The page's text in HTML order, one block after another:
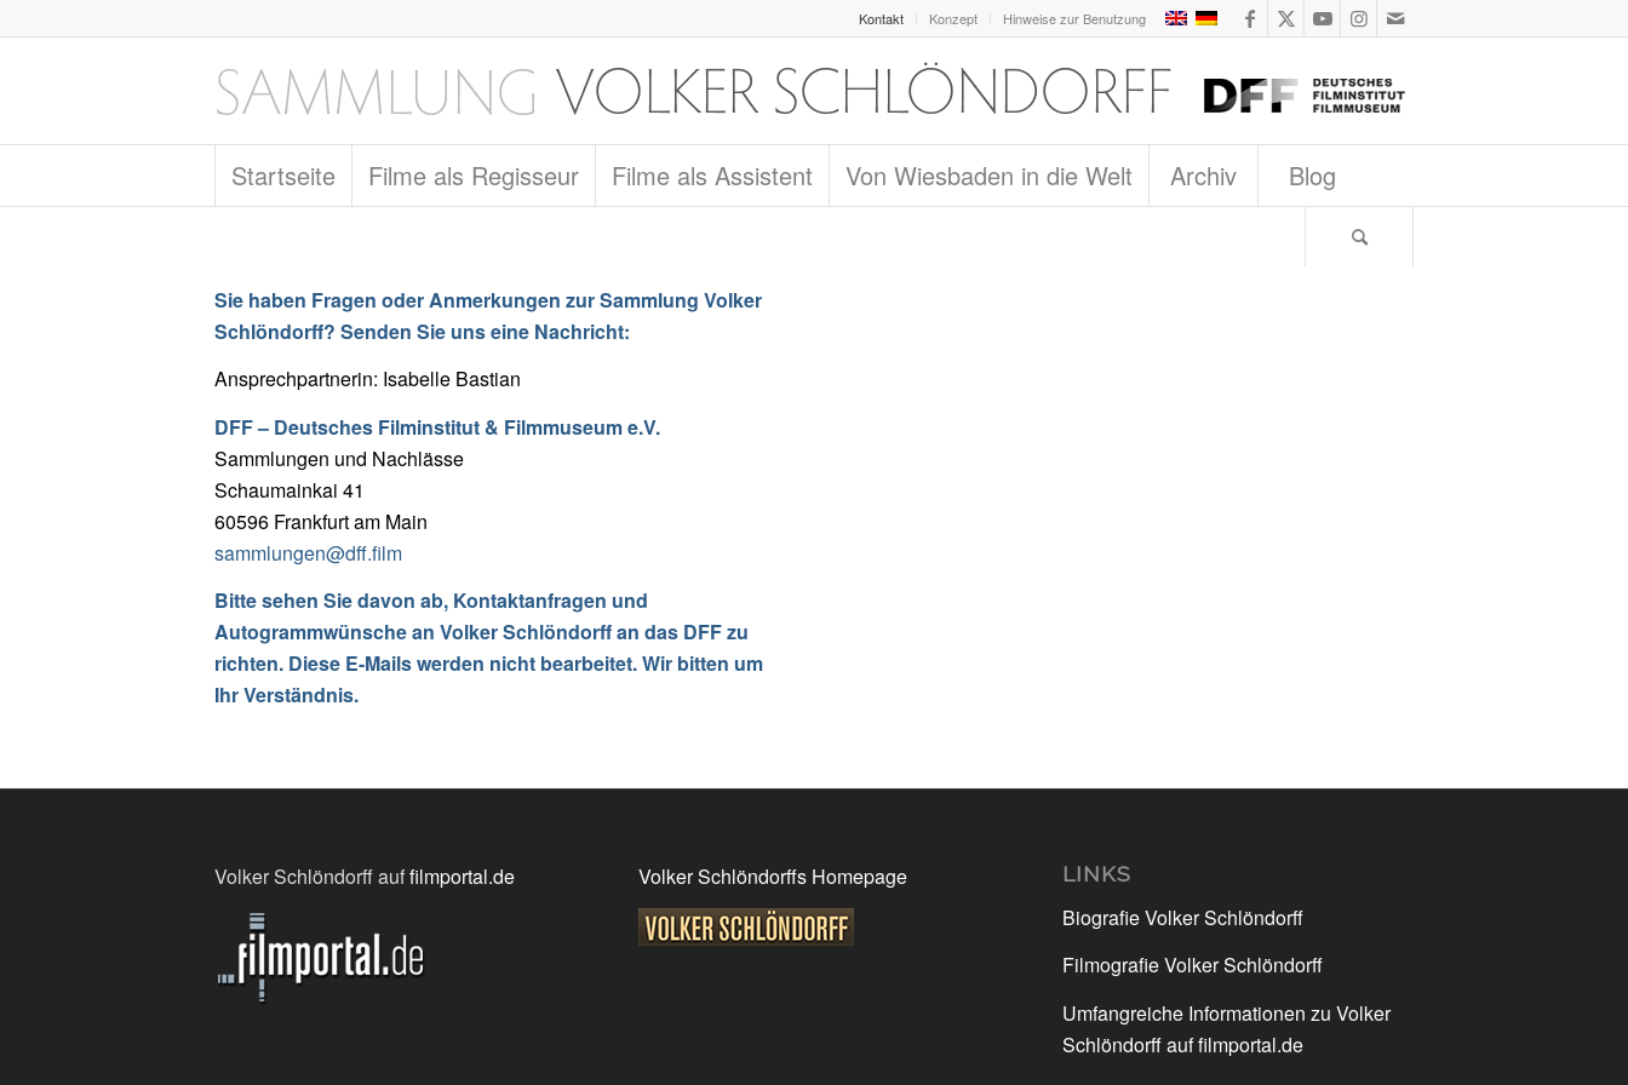
Kontakt Konzept Hinweise zur Benutzung
Startseite Filme als Regisseur Filme als Assistent Von Wiesbaden in die Welt Archiv Blog
Sie haben Fragen oder Anmerkungen zur Sammlung Volker
Schlöndorff? Senden Sie uns eine Nachricht:
Ansprechpartnerin: Isabelle Bastian
DFF – Deutsches Filminstitut & Filmmuseum e.V.
Sammlungen und Nachlässe
Schaumainkai 41
60596 Frankfurt am Main
sammlungen@dff.film
Bitte sehen Sie davon ab, Kontaktanfragen und
Autogrammwünsche an Volker Schlöndorff an das DFF zu
richten. Diese E-Mails werden nicht bearbeitet. Wir bitten um
Ihr Verständnis.
Volker Schlöndorff auffilmportal.de Volker Schlöndorffs Homepage LINKS
Biografie Volker Schlöndorff
Filmografie Volker Schlöndorff
Umfangreiche Informationen zu Volker
Schlöndorff auf filmportal.de